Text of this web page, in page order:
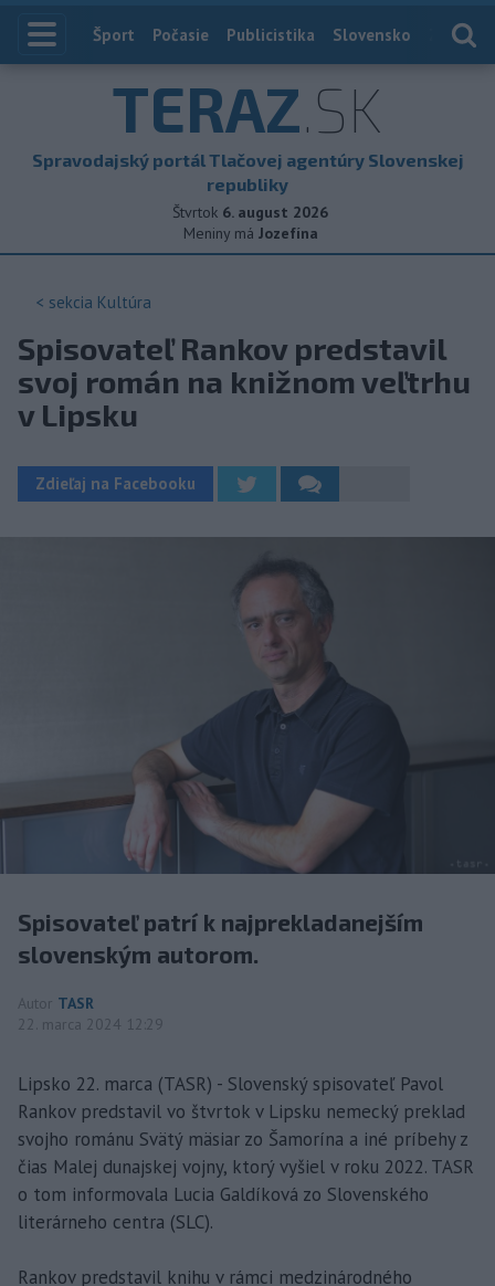
Index
Šport Počasie Publicistika Slovensko
TERAZ.SK
Spravodajský portál Tlačovej agentúry Slovenskej
republiky
Štvrtok 6. august 2026
Meniny má Jozefína
< sekcia Kultúra
Spisovateľ Rankov predstavil
svoj román na knižnom veľtrhu
v Lipsku
Zdieľaj na Facebooku
Spisovateľ patrí k najprekladanejším
slovenským autorom.
Autor TASR
22. marca 2024 12:29
Lipsko 22. marca (TASR) - Slovenský spisovateľ Pavol
Rankov predstavil vo štvrtok v Lipsku nemecký preklad
svojho románu Svätý mäsiar zo Šamorína a iné príbehy z
čias Malej dunajskej vojny, ktorý vyšiel v roku 2022. TASR
o tom informovala Lucia Galdíková zo Slovenského
literárneho centra (SLC).
Rankov predstavil knihu v rámci medzinárodného